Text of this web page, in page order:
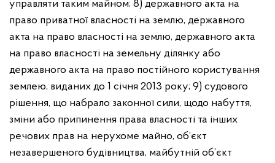
управляти таким майном; 8) державного акта на
право приватної власності на землю, державного
акта на право власності на землю, державного акта
на право власності на земельну ділянку або
державного акта на право постійного користування
землею, виданих до 1 січня 2013 року; 9) судового
рішення, що набрало законної сили, щодо набуття,
зміни або припинення права власності та інших
речових прав на нерухоме майно, об’єкт
незавершеного будівництва, майбутній об’єкт